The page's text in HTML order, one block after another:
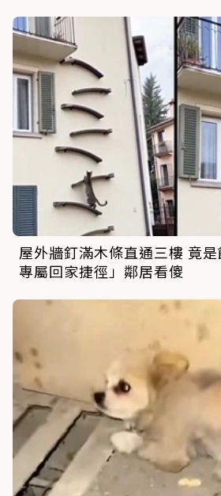
屋外牆釘滿木條直通三樓 竟
專屬回家捷徑」鄰居看傻